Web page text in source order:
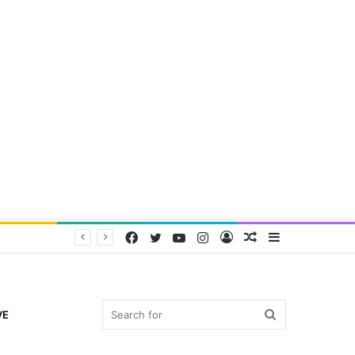
Random
Log
Instagram
YouTube
Twitter
Facebook